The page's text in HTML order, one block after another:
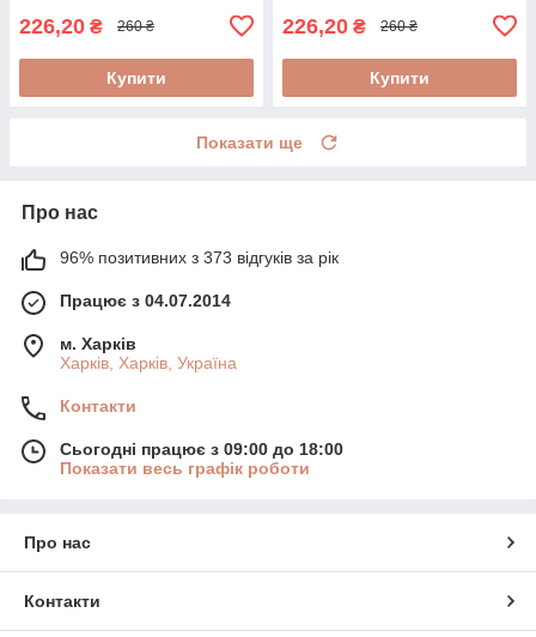
226,20 ₴ 260 ₴
Купити
226,20 ₴ 260 ₴
Купити
Показати ще
Про нас
96% позитивних з 373 відгуків за рік
Працює з 04.07.2014
м. Харків
Харків, Харків, Україна
Контакти
Сьогодні працює з 09:00 до 18:00
Показати весь графік роботи
Про нас
Контакти